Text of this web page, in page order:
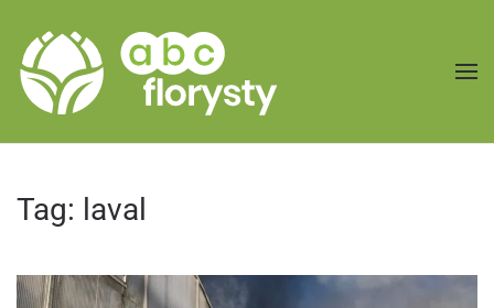
Przejdź do treści głównej
Tag: laval